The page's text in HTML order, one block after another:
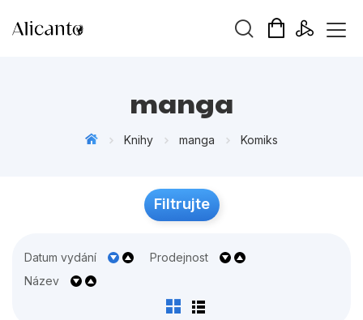
Tipy redakce
manga
Knihy manga Komiks
Filtrujte
Datum vydání
Prodejnost
Název